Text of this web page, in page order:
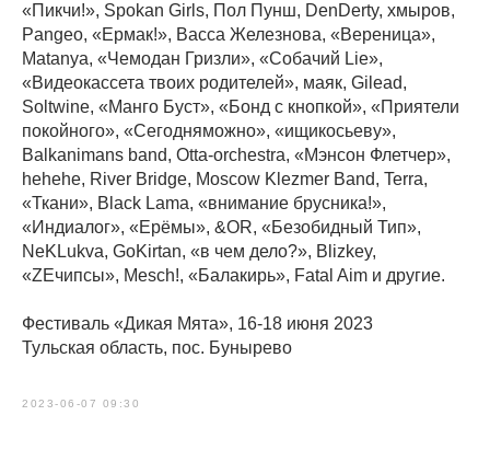
«Пикчи!», Spokan Girls, Пол Пунш, DenDerty, хмыров,
Pangeo, «Ермак!», Васса Железнова, «Вереница»,
Matanya, «Чемодан Гризли», «Собачий Lie»,
«Видеокассета твоих родителей», маяк, Gilead,
Soltwine, «Манго Буст», «Бонд с кнопкой», «Приятели
покойного», «Сегодняможно», «ищикосьеву»,
Balkanimans band, Оtta-orchestra, «Мэнсон Флетчер»,
hehehe, River Bridge, Moscow Klezmer Band, Terra,
«Ткани», Black Lama, «внимание брусника!»,
«Индиалог», «Ерёмы», &OR, «Безобидный Тип»,
NeKLukva, GoKirtan, «в чем дело?», Blizkey,
«ZEчипсы», Mesch!, «Балакирь», Fatal Aim и другие.
Фестиваль «Дикая Мята», 16-18 июня 2023
Тульская область, пос. Бунырево
2023-06-07 09:30